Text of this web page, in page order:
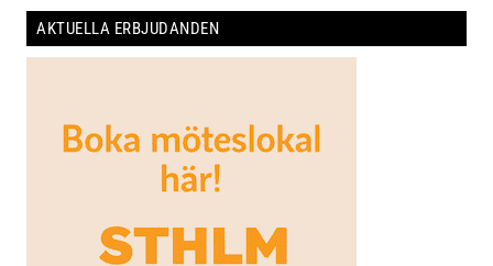
AKTUELLA ERBJUDANDEN